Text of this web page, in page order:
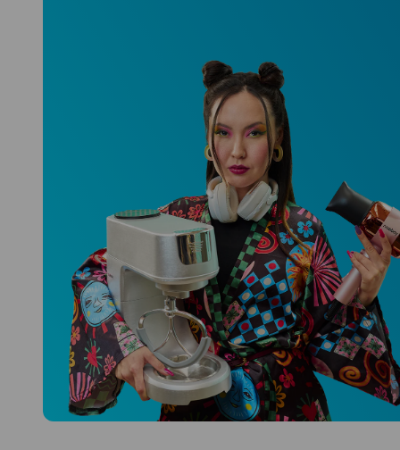
Niceboy ONE Ultra
Hlídá ti zdraví, spánek i pohyb a ještě
k tomu platí.
Prozkoumat